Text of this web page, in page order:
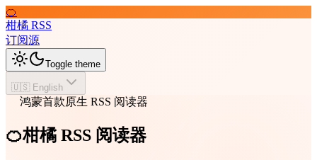
🍊
柑橘 RSS
订阅源
Toggle theme
🇺🇸 English
鸿蒙首款原生 RSS 阅读器
🍊柑橘 RSS 阅读器